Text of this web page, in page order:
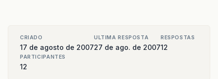
CRIADO
17 de agosto de 2007
ULTIMA RESPOSTA
27 de ago. de 2007
RESPOSTAS
12
PARTICIPANTES
12